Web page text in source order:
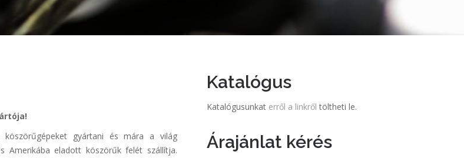
gyártani és mára a világ
Amerikába eladott köszörűk felét szállítja.
Katalógus
Katalógusunkat erről a linkről töltheti le.
Árajánlat kérés